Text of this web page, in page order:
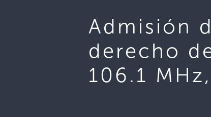
Admisión
derecho
106.1